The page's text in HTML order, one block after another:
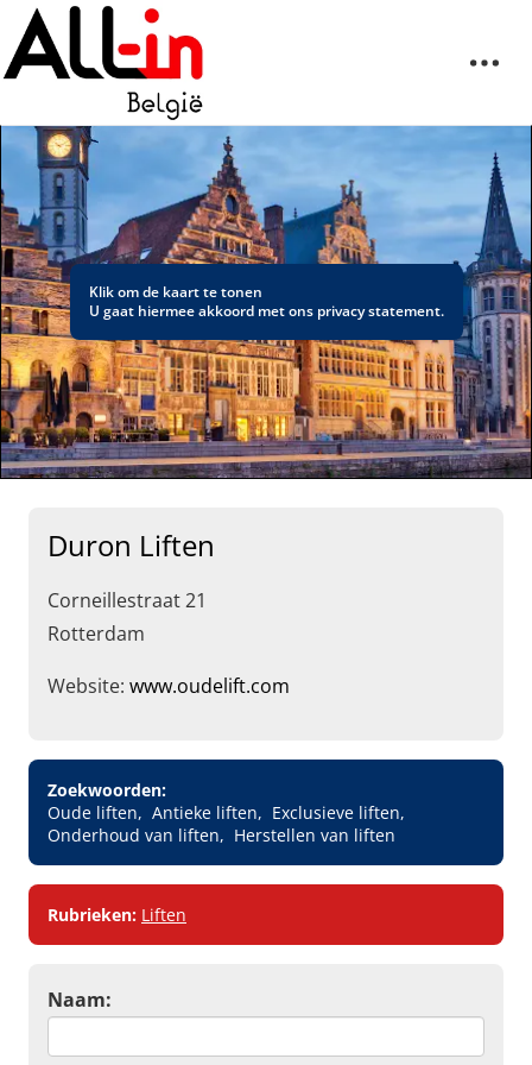
Klik om de kaart te tonen
U gaat hiermee akkoord met ons privacy statement.
Duron Liften
Corneillestraat 21
Rotterdam
Website: www.oudelift.com
Zoekwoorden:
Oude liften
Antieke liften
Exclusieve liften
Onderhoud van liften
Herstellen van liften
Rubrieken: Liften
Naam: